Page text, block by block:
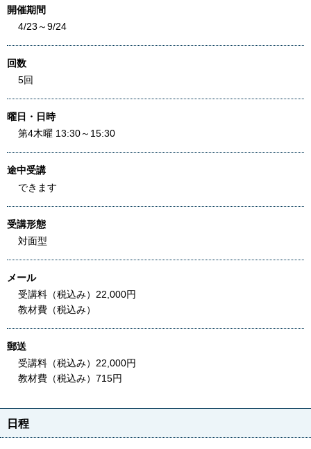
開催期間
4/23～9/24
回数
5回
曜日・日時
第4木曜 13:30～15:30
途中受講
できます
受講形態
対面型
メール
受講料（税込み）22,000円
教材費（税込み）
郵送
受講料（税込み）22,000円
教材費（税込み）715円
日程